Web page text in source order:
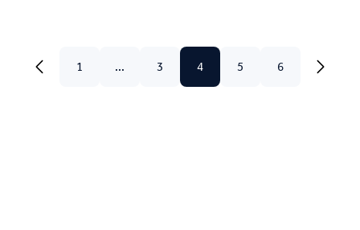
1 ... 3 4 5 6